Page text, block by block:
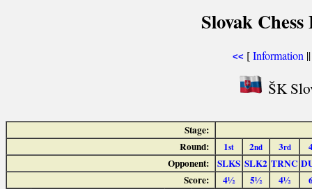
Slovak
<< [Information
ŠK
Stage:
Round:
1st 2nd 3rd
Opponent: SLKS SLK2 TRNC
Score:
4½ 5½ 4½